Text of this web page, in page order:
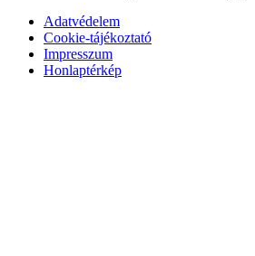
Adatvédelem
Cookie-tájékoztató
Impresszum
Honlaptérkép